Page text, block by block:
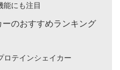
能にも注目
のおすすめランキング
ロテインシェイカー